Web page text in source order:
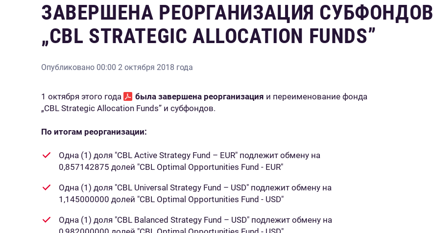
ЗАВЕРШЕНА РЕОРГАНИЗАЦИЯ СУБФОНДОВ
„CBL STRATEGIC ALLOCATION FUNDS”
Опубликовано 00:00 2 октября 2018 года
1 октября этого года была завершена реорганизация и переименование фонда
„CBL Strategic Allocation Funds” и субфондов.
По итогам реорганизации:
Одна (1) доля "CBL Active Strategy Fund – EUR" подлежит обмену на
0,857142875 долей "CBL Optimal Opportunities Fund - EUR"
Одна (1) доля "CBL Universal Strategy Fund – USD" подлежит обмену на
1,145000000 долей "CBL Optimal Opportunities Fund - USD"
Одна (1) доля "CBL Balanced Strategy Fund – USD" подлежит обмену на